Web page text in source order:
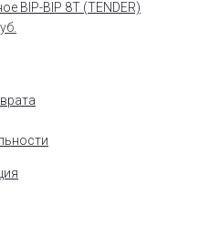
BIP-BIP 8T (TENDER)